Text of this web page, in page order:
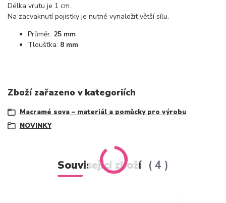
Délka vrutu je 1 cm.
Na zacvaknutí pojistky je nutné vynaložit větší sílu.
Průměr: 25 mm
Tloušťka: 8 mm
Zboží zařazeno v kategoriích
Macramé sova – materiál a pomůcky pro výrobu
NOVINKY
Související zboží 4